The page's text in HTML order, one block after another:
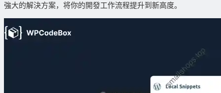
強大的解決方案，将你的開發工作流程提升到新高度。